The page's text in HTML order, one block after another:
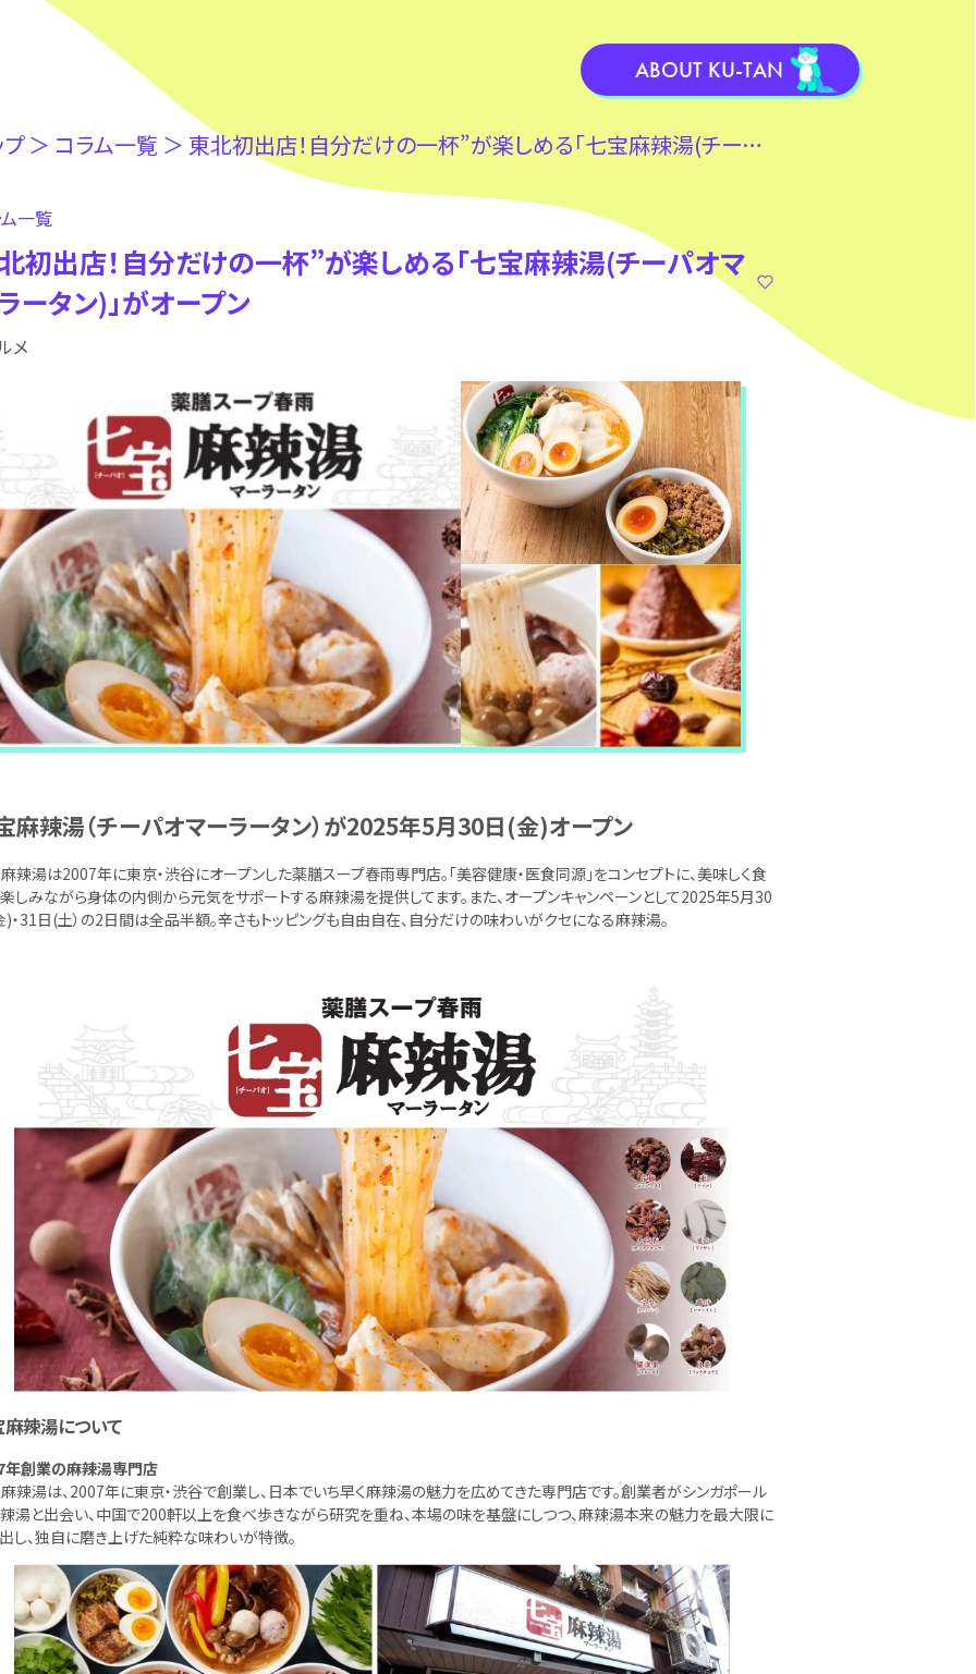
ABOUT KU-TAN
プ＞ コラム⼀覧 ＞ 東北初出店！自分だけの一杯”が楽しめる「七宝麻辣湯(チーパオマーラータン)」がオープン
⼀覧
初出店！自分だけの一杯”が楽しめる「七宝麻辣湯(チーパオマ
ータン)」がオープン
メ
麻辣湯（チーパオマーラータン）が2025年5月30日(金)オープン
辣湯は2007年に東京・渋谷にオープンした薬膳スープ春雨専門店。「美容健康・医食同源」をコンセプトに、美味しく食
しみながら身体の内側から元気をサポートする麻辣湯を提供してます。また、オープンキャンペーンとして2025年5月30
・31日(土）の2日間は全品半額。辛さもトッピングも自由自在、自分だけの味わいがクセになる麻辣湯。
辣湯について
年創業の麻辣湯専門店
辣湯は、2007年に東京・渋谷で創業し、日本でいち早く麻辣湯の魅力を広めてきた専門店です。創業者がシンガポール
湯と出会い、中国で200軒以上を食べ歩きながら研究を重ね、本場の味を基盤にしつつ、麻辣湯本来の魅力を最大限に
し、独自に磨き上げた純粋な味わいが特徴。